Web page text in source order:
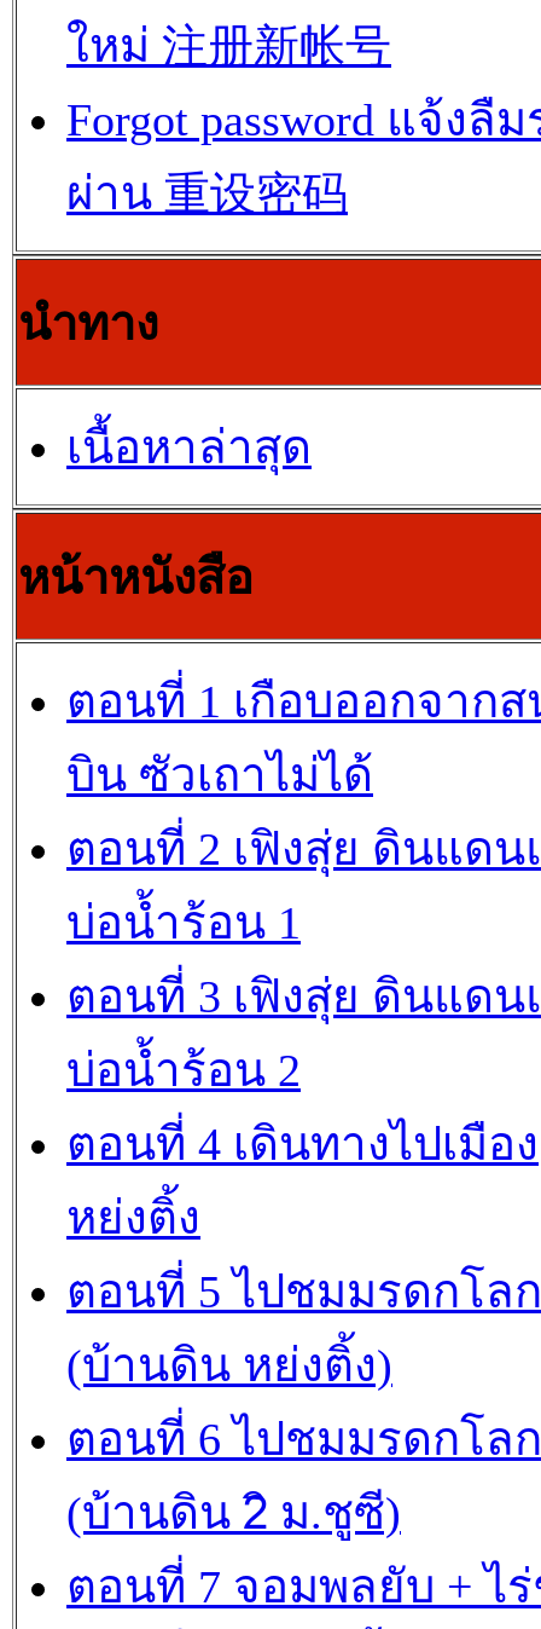
ใหม่ 注册新帐号
Forgot password แจ้งลื
ผ่าน 重设密码
นำทาง
เนื้อหาล่าสุด
หน้าหนังสือ
ตอนที่ 1 เกือบออกจาก
บิน ซัวเถาไม่ได้
ตอนที่ 2 เฟิงสุ่ย ดินแดน
บ่อน้ำร้อน 1
ตอนที่ 3 เฟิงสุ่ย ดินแดน
บ่อน้ำร้อน 2
ตอนที่ 4 เดินทางไปเมือง
หย่งติ้ง
ตอนที่ 5 ไปชมมรดกโล
(บ้านดิน หย่งติ้ง)
ตอนที่ 6 ไปชมมรดกโล
(บ้านดิน 2ิ ม.ชูซี)
ตอนที่ 7 จอมพลยับ + ไ